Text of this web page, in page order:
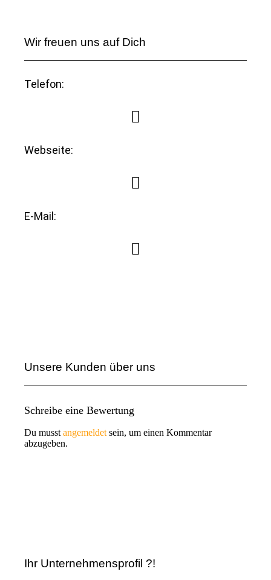
Wir freuen uns auf Dich
Telefon:
Webseite:
E-Mail:
Unsere Kunden über uns
Schreibe eine Bewertung
Du musst angemeldet sein, um einen Kommentar
abzugeben.
Ihr Unternehmensprofil ?!